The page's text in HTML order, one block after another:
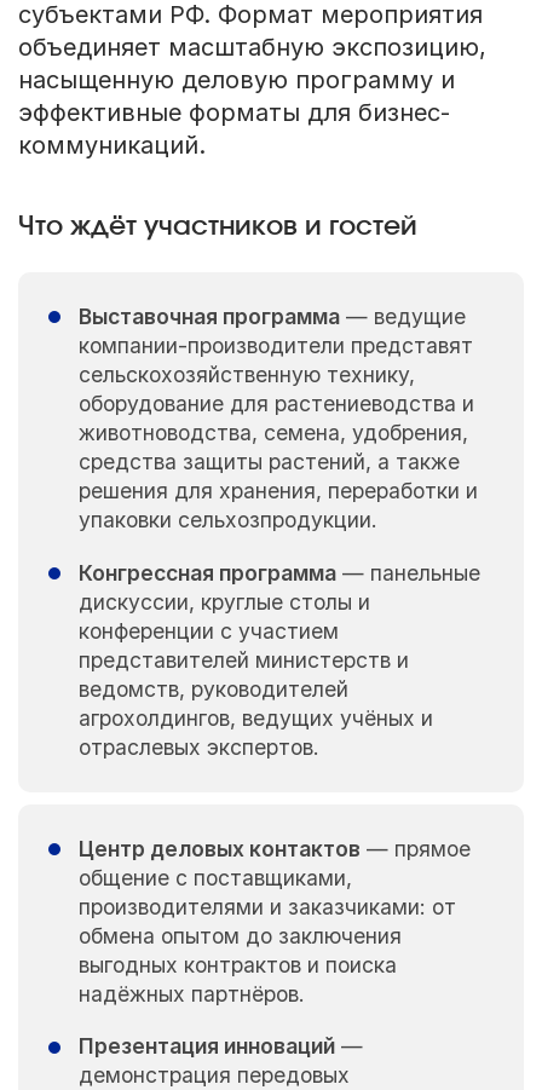
субъектами РФ. Формат мероприятия
объединяет масштабную экспозицию,
насыщенную деловую программу и
эффективные форматы для бизнес-
коммуникаций.
Что ждёт участников и гостей
Выставочная программа— ведущие
компании-производители представят
сельскохозяйственную технику,
оборудование для растениеводства и
животноводства, семена, удобрения,
средства защиты растений, а также
решения для хранения, переработки и
упаковки сельхозпродукции.
Конгрессная программа— панельные
дискуссии, круглые столы и
конференции с участием
представителей министерств и
ведомств, руководителей
агрохолдингов, ведущих учёных и
отраслевых экспертов.
Центр деловых контактов — прямое
общение с поставщиками,
производителями и заказчиками: от
обмена опытом до заключения
выгодных контрактов и поиска
надёжных партнёров.
Презентация инноваций—
демонстрация передовых